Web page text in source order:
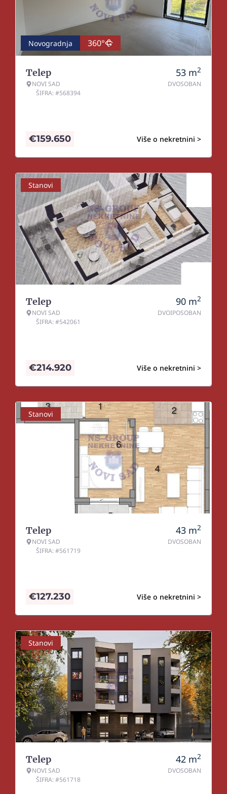
Novogradnja 360°
Telep
NOVI SAD
ŠIFRA: #568394
53 m2
DVOSOBAN
Više o nekretnini >
€159.650
Stanovi
Telep
NOVI SAD
ŠIFRA: #542061
90 m2
DVOIPOSOBAN
Više o nekretnini >
€214.920
Stanovi
Telep
NOVI SAD
ŠIFRA: #561719
43 m2
DVOSOBAN
Više o nekretnini >
€127.230
Stanovi
Telep
NOVI SAD
ŠIFRA: #561718
42 m2
DVOSOBAN